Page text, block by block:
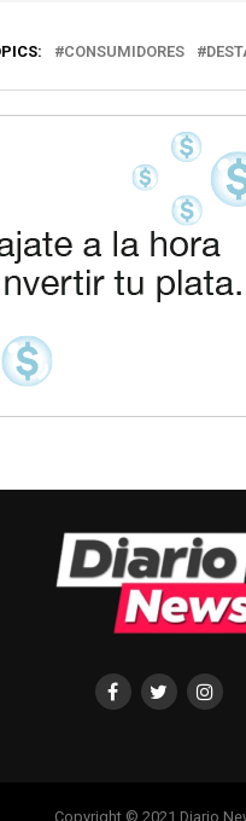
CONSUMIDORES
Copyright © 2021 Diario